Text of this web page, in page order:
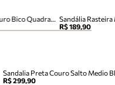
Sandália Rasteira Marrom Couro Bico Quadrado Tiras Sandália
R$ 189,90
Sandalia Preta Couro Salto Medio
R$ 299,90